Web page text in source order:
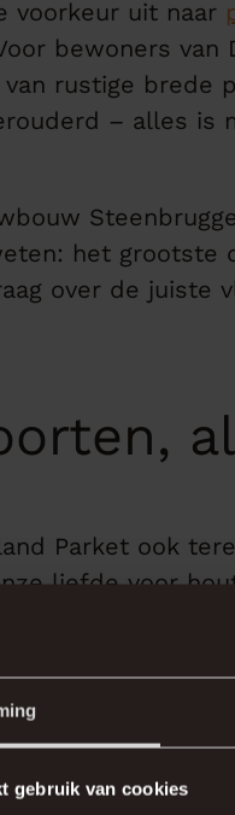
gebruik van cookies
voorkeur uit naar
bewoners
rustige brede
– alles is
het
over de
Parket ook
liefde voor
staan, is een